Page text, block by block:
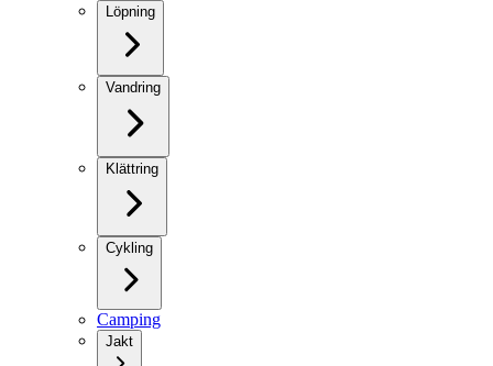
Löpning
Vandring
Klättring
Cykling
Camping
Jakt